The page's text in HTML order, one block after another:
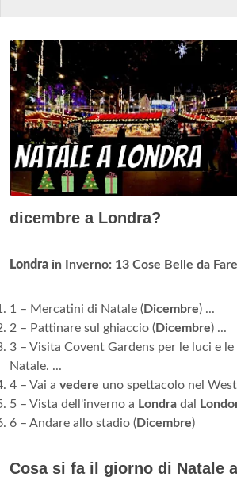
dicembre a Londra?
Londra in Inverno: 13 Cose Belle da
1 – Mercatini di Natale (Dicembre) ...
2 – Pattinare sul ghiaccio (Dicembre) ...
3 – Visita Covent Gardens per le luci e
Natale. ...
4 – Vai a vedere uno spettacolo nel
5 – Vista dell'inverno a Londra dal
6 – Andare allo stadio (Dicembre)
Cosa si fa il giorno di Natale